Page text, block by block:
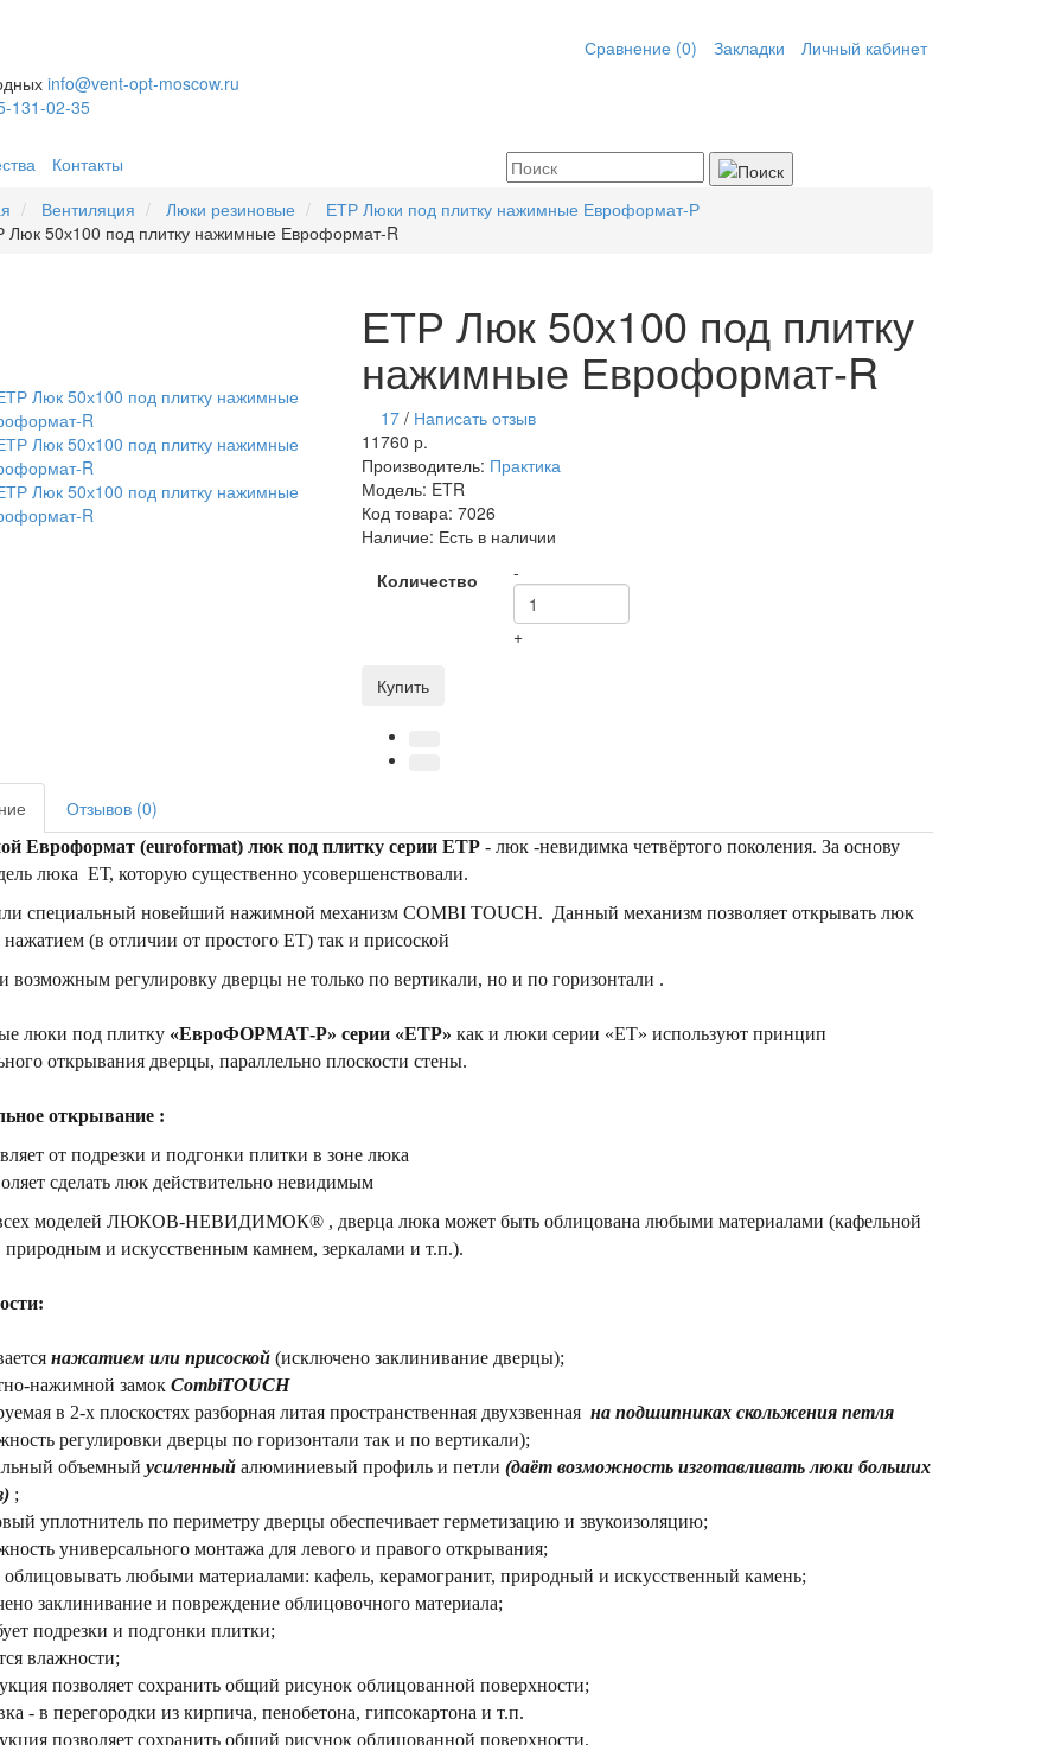
Сравнение (0)
Закладки
Личный кабинет
info@vent-opt-moscow.ru
131-02-35
Контакты
Вентиляция Люки резиновые
ЕТР Люки под плитку нажимные Евроформат-Р
Люк 50х100 под плитку нажимные Евроформат-R
ЕТР Люк 50х100 под плитку
нажимные Евроформат-R
17 / Написать отзыв
11760 р.
Производитель: Практика
Модель: ETR
Код товара:7026
Наличие: Есть в наличии
Количество
-
+
Купить
Отзывов (0)
Евроформат (euroformat) люк под плитку серии ЕТР- люк -невидимка четвёртого поколения. За основу
люка ЕТ, которую существенно усовершенствовали.
специальный новейший нажимной механизм COMBI TOUCH. Данный механизм позволяет открывать люк
(в отличии от простого ЕТ) так и присоской
возможным регулировку дверцы не только по вертикали, но и по горизонтали .
люки под плитку «ЕвроФОРМАТ-Р» серии «ЕТР» как и люки серии «ЕТ» используют принцип
открывания дверцы, параллельно плоскости стены.
открывание :
от подрезки и подгонки плитки в зоне люка
сделать люк действительно невидимым
моделей ЛЮКОВ-НЕВИДИМОК® , дверца люка может быть облицована любыми материалами (кафельной
природным и искусственным камнем, зеркалами и т.п.).
нажатием или присоской(исключено заклинивание дверцы);
нажимной замок CombiTOUCH
в 2-х плоскостях разборная литая пространственная двухзвенная на подшипниках скольжения петля
регулировки дверцы по горизонтали так и по вертикали);
объемный усиленный алюминиевый профиль и петли (даёт возможность изготавливать люки больших
;
уплотнитель по периметру дверцы обеспечивает герметизацию и звукоизоляцию;
универсального монтажа для левого и правого открывания;
любыми материалами: кафель, керамогранит, природный и искусственный камень;
заклинивание и повреждение облицовочного материала;
подрезки и подгонки плитки;
влажности;
позволяет сохранить общий рисунок облицованной поверхности;
- в перегородки из кирпича, пенобетона, гипсокартона и т.п.
позволяет сохранить общий рисунок облицованной поверхности.